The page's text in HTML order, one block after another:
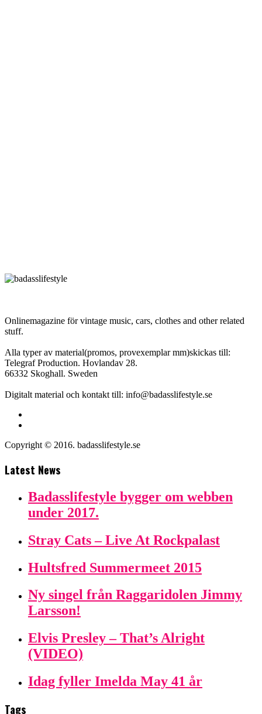
Onlinemagazine för vintage music, cars, clothes and other related
stuff.
Alla typer av material(promos, provexemplar mm)skickas till:
Telegraf Production. Hovlandav 28.
66332 Skoghall. Sweden
Digitalt material och kontakt till: info@badasslifestyle.se
Copyright © 2016. badasslifestyle.se
Latest News
Badasslifestyle bygger om webben
under 2017.
Stray Cats – Live At Rockpalast
Hultsfred Summermeet 2015
Ny singel från Raggaridolen Jimmy
Larsson!
Elvis Presley – That’s Alright
(VIDEO)
Idag fyller Imelda May 41 år
Tags